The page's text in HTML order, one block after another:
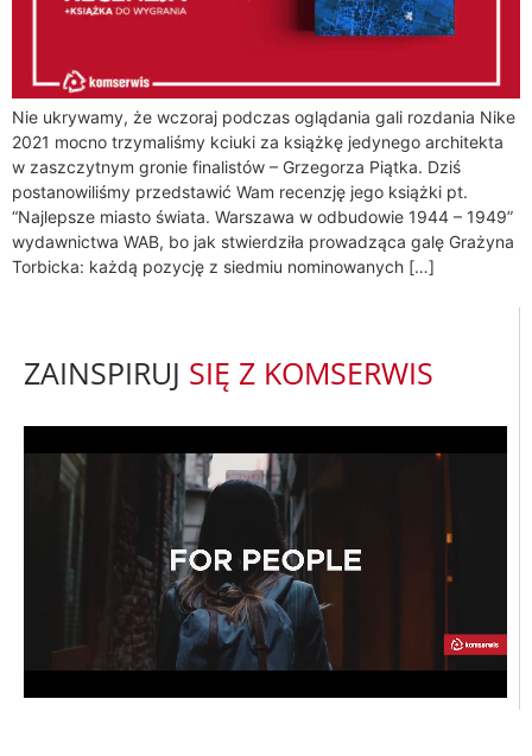
Nie ukrywamy, że wczoraj podczas oglądania gali rozdania Nike
2021 mocno trzymaliśmy kciuki za książkę jedynego architekta
w zaszczytnym gronie finalistów – Grzegorza Piątka. Dziś
postanowiliśmy przedstawić Wam recenzję jego książki pt.
“Najlepsze miasto świata. Warszawa w odbudowie 1944 – 1949”
wydawnictwa WAB, bo jak stwierdziła prowadząca galę Grażyna
Torbicka: każdą pozycję z siedmiu nominowanych […]
ZAINSPIRUJ SIĘ Z KOMSERWIS